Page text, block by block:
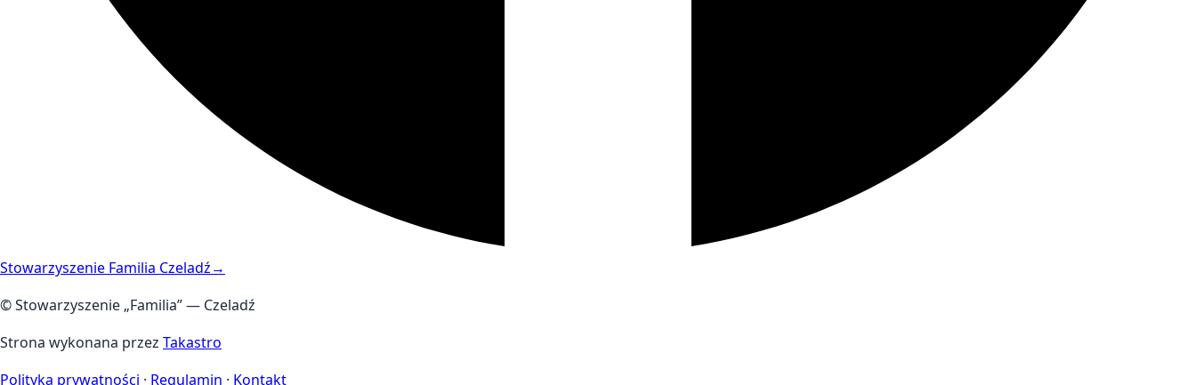
Stowarzyszenie Familia Czeladź→
© Stowarzyszenie „Familia” — Czeladź
Strona wykonana przez Takastro
Polityka prywatności · Regulamin · Kontakt